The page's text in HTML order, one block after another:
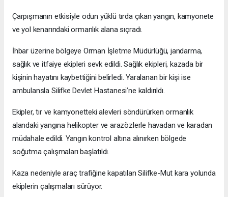
Çarpışmanın etkisiyle odun yüklü tırda çıkan yangın, kamyonete
ve yol kenarındaki ormanlık alana sıçradı.
İhbar üzerine bölgeye Orman İşletme Müdürlüğü, jandarma,
sağlık ve itfaiye ekipleri sevk edildi. Sağlık ekipleri, kazada bir
kişinin hayatını kaybettiğini belirledi. Yaralanan bir kişi ise
ambulansla Silifke Devlet Hastanesi’ne kaldırıldı.
Ekipler, tır ve kamyonetteki alevleri söndürürken ormanlık
alandaki yangına helikopter ve arazözlerle havadan ve karadan
müdahale edildi. Yangın kontrol altına alınırken bölgede
soğutma çalışmaları başlatıldı.
Kaza nedeniyle araç trafiğine kapatılan Silifke-Mut kara yolunda
ekiplerin çalışmaları sürüyor.